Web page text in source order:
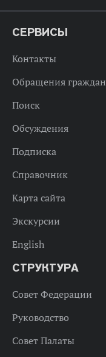
СЕРВИСЫ
Контакты
Обращения граждан
Поиск
Обсуждения
Подписка
Справочник
Карта сайта
Экскурсии
English
СТРУКТУРА
Совет Федерации
Руководство
Совет Палаты